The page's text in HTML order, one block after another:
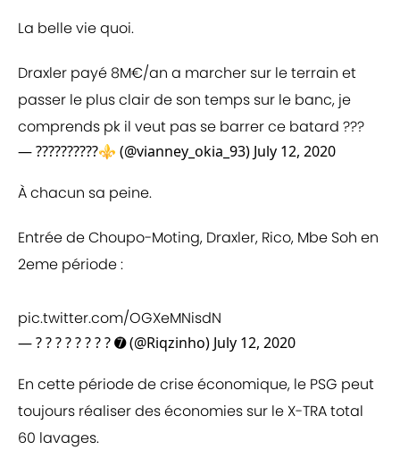
La belle vie quoi.
Draxler payé 8M€/an a marcher sur le terrain et
passer le plus clair de son temps sur le banc, je
comprends pk il veut pas se barrer ce batard ???
— ??????????⚜️ (@vianney_okia_93) July 12, 2020
À chacun sa peine.
Entrée de Choupo-Moting, Draxler, Rico, Mbe Soh en
2eme période :
pic.twitter.com/OGXeMNisdN
— ? ? ? ? ? ? ? ? ➐ (@Riqzinho) July 12, 2020
En cette période de crise économique, le PSG peut
toujours réaliser des économies sur le X-TRA total
60 lavages.